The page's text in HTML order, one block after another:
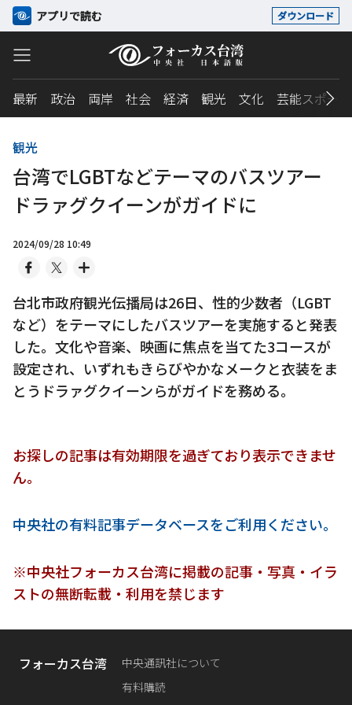
アプリで読む ダウンロード
最新 政治 両岸 社会 経済 観光 文化 芸能スポーツ
観光
台湾でLGBTなどテーマのバスツアー
ドラァグクイーンがガイドに
2024/09/28 10:49
台北市政府観光伝播局は26日、性的少数者（LGBT
など）をテーマにしたバスツアーを実施すると発表
した。文化や音楽、映画に焦点を当てた3コースが
設定され、いずれもきらびやかなメークと衣装をま
とうドラァグクイーンらがガイドを務める。
お探しの記事は有効期限を過ぎており表示できませ
ん。
中央社の有料記事データベースをご利用ください。
※中央社フォーカス台湾に掲載の記事・写真・イラ
ストの無断転載・利用を禁じます
フォーカス台湾
中央通訊社について
有料購読